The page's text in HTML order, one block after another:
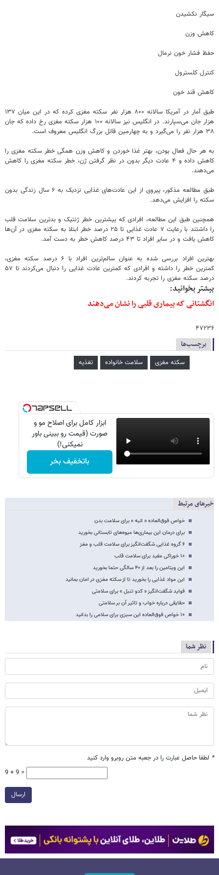
سیگار نکشیدن
کاهش وزن
حفظ فشار خون نرمال
کنترل کلسترول
کاهش قند خون
طبق آمار در آمریکا سالانه ۸۰۰ هزار نفر سکته مغزی کرده که در این میان ۱۳۷
هزار جان می‌سپارند. در انگلیس نیز سالانه ۱۰۰ هزار سکته مغزی رخ داده که جان
۳۸ هزار نفر را می‌گیرد و به چهارمین قاتل بزرگ انگلیس معروف است.
به هر حال فعال بودن، بهتر غذا خوردن و کاهش وزن همگی خطر سکته مغزی را
کاهش داده و ۴ عادت دیگر بدون در نظر گرفتن ژن، خطر سکته مغزی را کاهش
می‌دهند.
طبق مطالعه مذکور، پیروی از این عادت‌های غذایی نزدیک به ۶ سال زندگی بدون
سکته را افزایش می‌دهد.
همچنین طبق این مطالعه، افرادی که بیشترین خطر ژنتیک و بدترین سلامت قلب
را داشتند با رعایت ۷ عادت غذایی تا ۲۵ درصد خطر ابتلا به سکته مغزی در آن‌ها
کاهش یافت و در سایر افراد تا ۴۳ درصد کاهش خطر به دست آمد.
بهترین افراد بررسی شده به عنوان سالم‌ترین افراد با ۶ درصد سکته مغزی،
کمترین خطر را داشته و افرادی که کمترین عادت غذایی را دنبال می‌کردند تا ۵۷
درصد سکته مغزی را تجربه کردند.
بیشتر بخوانید:
انگشتانی که بیماری قلبی را نشان می‌دهند
۴۷۲۳۶
برچسب‌ها
سکته مغزی سلامت خانواده تغذیه
ابزار کامل برای اصلاح مو و
صورت (قیمت رو ببینی باور
نمیکنی!)
باتخفیف بخر
خبرهای مرتبط
خواص فوق‌العاده « انبه » برای سلامت بدن
برای درمان این بیماری‌ها میوه‌های تابستانی بخورید
۶ گروه غذایی شگفت‌انگیز برای سلامت قلب و مغز
۱۰ خوراکی مفید برای سلامت قلب
این ویتامین‌ را بعد از ۴۰ سالگی حتما بخورید
این مواد غذایی را بخورید تا از سکته مغزی در امان بمانید
فواید شگفت‌انگیز « کدو تنبل » برای سلامتی
حقایقی درباره خواب و تاثیر آن بر سلامتی
۱۰ خواص فوق‌العاده این سبزی برای سلامی را بدانید
نظر شما
* لطفا حاصل عبارت را در جعبه متن روبرو وارد کنید
9 + 9 =
ارسال